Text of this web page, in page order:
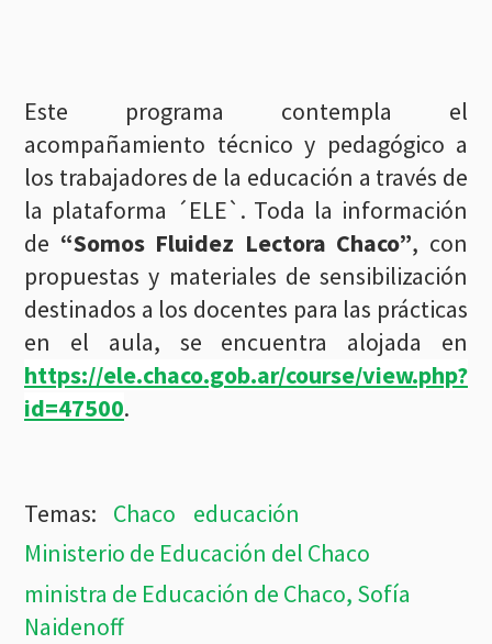
Este programa contempla el
acompañamiento técnico y pedagógico a
los trabajadores de la educación a través de
la plataforma ´ELE`. Toda la información
de “Somos Fluidez Lectora Chaco”, con
propuestas y materiales de sensibilización
destinados a los docentes para las prácticas
en el aula, se encuentra alojada en
https://ele.chaco.gob.ar/course/view.php?
id=47500.
Chaco
educación
Ministerio de Educación del Chaco
ministra de Educación de Chaco, Sofía
Naidenoff